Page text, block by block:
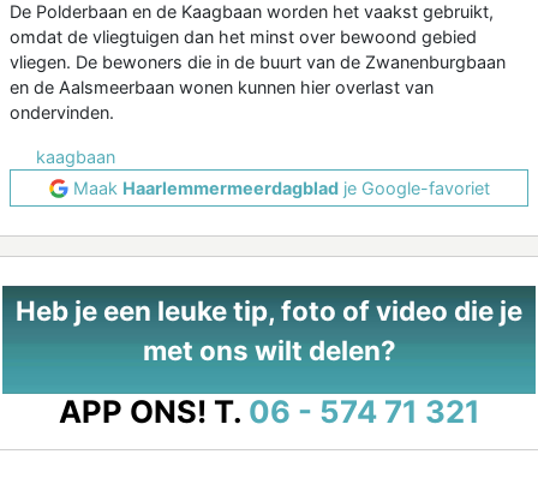
De Polderbaan en de Kaagbaan worden het vaakst gebruikt,
omdat de vliegtuigen dan het minst over bewoond gebied
vliegen. De bewoners die in de buurt van de Zwanenburgbaan
en de Aalsmeerbaan wonen kunnen hier overlast van
ondervinden.
kaagbaan
Maak Haarlemmermeerdagbladje Google-favoriet
Heb je een leuke tip, foto of video die je
met ons wilt delen?
APP ONS! T. 06 - 574 71 321